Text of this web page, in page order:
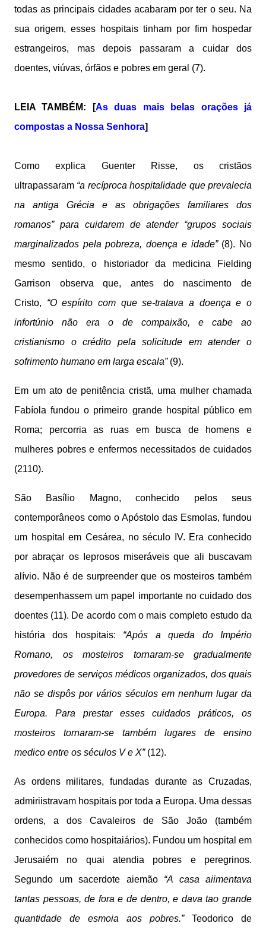
todas as principais cidades acabaram por ter o seu. Na
sua origem, esses hospitais tinham por fim hospedar
estrangeiros, mas depois passaram a cuidar dos
doentes, viúvas, órfãos e pobres em geral (7).
LEIA TAMBÉM: [As duas mais belas orações já
compostas a Nossa Senhora]
Como explica Guenter Risse, os cristãos
ultrapassaram “a recíproca hospitalidade que prevalecia
na antiga Grécia e as obrigações familiares dos
romanos” para cuidarem de atender “grupos sociais
marginalizados pela pobreza, doença e idade”(8). No
mesmo sentido, o historiador da medicina Fielding
Garrison observa que, antes do nascimento de
Cristo, “O espírito com que se-tratava a doença e o
infortúnio não era o de compaixão, e cabe ao
cristianismo o crédito pela solicitude em atender o
sofrimento humano em larga escala”(9).
Em um ato de penitência cristã, uma mulher chamada
Fabíola fundou o primeiro grande hospital público em
Roma; percorria as ruas em busca de homens e
mulheres pobres e enfermos necessitados de cuidados
(2110).
São Basílio Magno, conhecido pelos seus
contemporâneos como o Apóstolo das Esmolas, fundou
um hospital em Cesárea, no século IV. Era conhecido
por abraçar os Ieprosos miseráveis que ali buscavam
alívio. Não é de surpreender que os mosteiros também
desempenhassem um papel importante no cuidado dos
doentes (11). De acordo com o mais completo estudo da
história dos hospitais: “Após a queda do Império
Romano, os mosteiros tornaram-se gradualmente
provedores de serviços médicos organizados, dos quais
não se dispôs por vários séculos em nenhum lugar da
Europa. Para prestar esses cuidados práticos, os
mosteiros tornaram-se também lugares de ensino
medico entre os séculos V e X”(12).
As ordens militares, fundadas durante as Cruzadas,
admiriistravam hospitais por toda a Europa. Uma dessas
ordens, a dos Cavaleiros de São João (também
conhecidos como hospitaiários). Fundou um hospital em
Jerusaiém no quai atendia pobres e peregrinos.
Segundo um sacerdote aiemão “A casa aiimentava
tantas pessoas, de fora e de dentro, e dava tao grande
quantidade de esmoia aos pobres.”Teodorico de